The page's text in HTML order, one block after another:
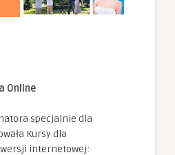
Online
specjalnie dla
Kursy dla
internetowej: